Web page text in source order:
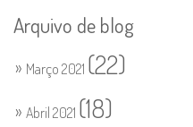
Arquivo de blog
Março 2021 (22)
Abril 2021 (18)